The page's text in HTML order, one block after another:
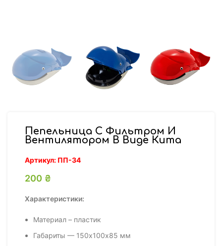
Пепельница С Фильтром И
Вентилятором В Виде Кита
Артикул: ПП-34
200 ₴
Характеристики:
Материал – пластик
Габариты — 150х100х85 мм